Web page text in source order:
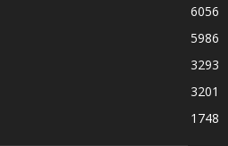
6056
5986
3293
3201
1748